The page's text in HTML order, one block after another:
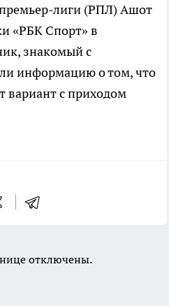
премьер-лиги (РПЛ) Ашот
«РБК Спорт» в
знакомый с
информацию о том, что
вариант с приходом
отключены.